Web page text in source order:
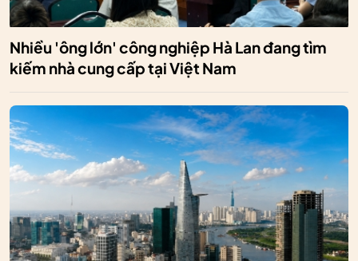
Nhiều 'ông lớn' công nghiệp Hà Lan đang tìm
kiếm nhà cung cấp tại Việt Nam